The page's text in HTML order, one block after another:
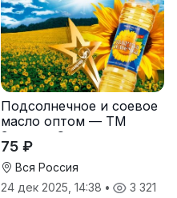
Подсолнечное и соевое
масло оптом — ТМ
Золотая Семечка
75 ₽
Вся Россия
24 дек 2025, 14:38 • 3 321